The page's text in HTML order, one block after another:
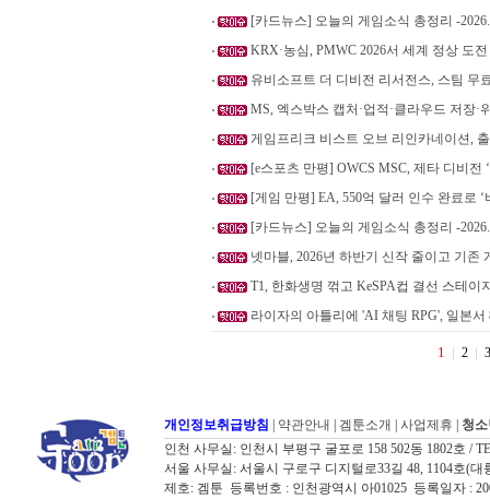
[카드뉴스] 오늘의 게임소식 총정리 -
KRX·농심, PMWC 2026서 세계 정상 도전
유비소프트 더 디비전 리서전스, 스팀 무
MS, 엑스박스 캡처·업적·클라우드 저장·
게임프리크 비스트 오브 리인카네이션,
[e스포츠 만평] OWCS MSC, 제타 디비전
[게임 만평] EA, 550억 달러 인수 완료로 ‘
[카드뉴스] 오늘의 게임소식 총정리 -
넷마블, 2026년 하반기 신작 줄이고 기존
T1, 한화생명 꺾고 KeSPA컵 결선 스테이
라이자의 아틀리에 'AI 채팅 RPG', 일본서
1 2 3
개인정보취급방침 약관안내 겜툰소개 사업제휴
청
인천 사무실: 인천시 부평구 굴포로 158 502동 1802호 /
서울 사무실: 서울시 구로구 디지털로33길 48, 1104호(대
제호: 겜툰 등록번호 : 인천광역시 아01025 등록일자 :